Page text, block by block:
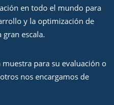
en todo el mundo para
y la optimización de
escala.
para su evaluación o
nos encargamos de